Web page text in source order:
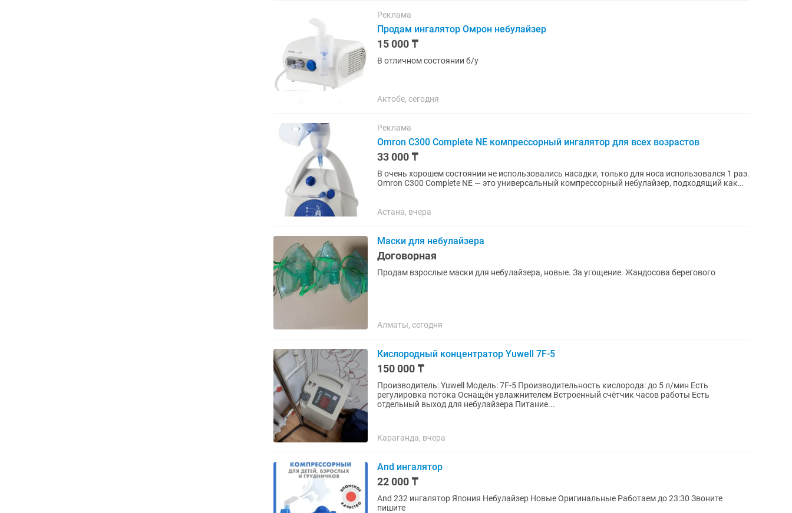
Реклама
Продам ингалятор Омрон небулайзер
15 000 ₸
В отличном состоянии б/у
Актобе, сегодня
Реклама
Omron C300 Complete NE компрессорный ингалятор для всех возрастов
33 000 ₸
В очень хорошем состоянии не использовались насадки, только для носа использовался 1 раз.
Omron C300 Complete NE — это универсальный компрессорный небулайзер, подходящий как
Астана, вчера
Маски для небулайзера
Договорная
Продам взрослые маски для небулайзера, новые. За угощение. Жандосова берегового
Алматы, сегодня
Кислородный концентратор Yuwell 7F-5
150 000 ₸
Производитель: Yuwell Модель: 7F-5 Производительность кислорода: до 5 л/мин Есть
регулировка потока Оснащён увлажнителем Встроенный счётчик часов работы Есть
отдельный выход для небулайзера Питание...
Караганда, вчера
And ингалятор
22 000 ₸
And 232 ингалятор Япония Небулайзер Новые Оригинальные Работаем до 23:30 Звоните
пишите